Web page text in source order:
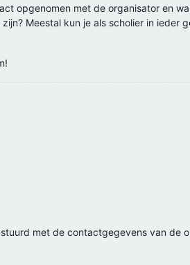
opgenomen met de organisator en
Meestal kun je als scholier in ieder
met de contactgegevens van de